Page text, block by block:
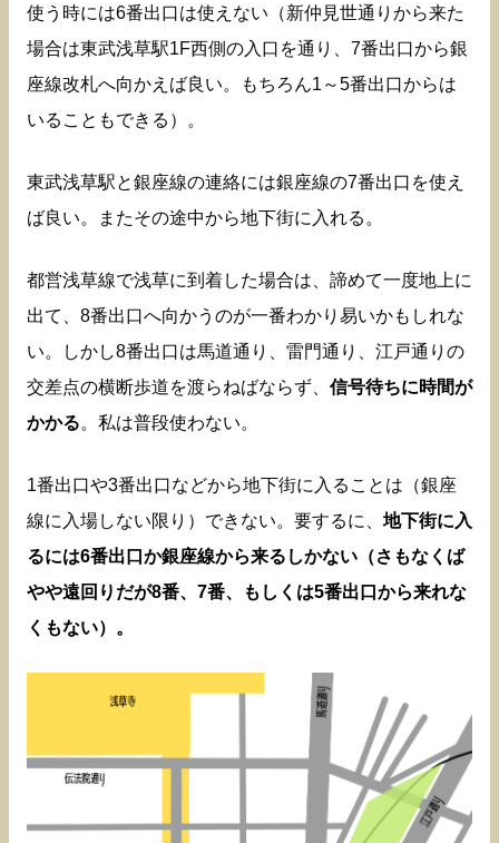
使う時には6番出口は使えない（新仲見世通りから来た
場合は東武浅草駅1F西側の入口を通り、7番出口から銀
座線改札へ向かえば良い。もちろん1～5番出口からは
いることもできる）。
東武浅草駅と銀座線の連絡には銀座線の7番出口を使え
ば良い。またその途中から地下街に入れる。
都営浅草線で浅草に到着した場合は、諦めて一度地上に
出て、8番出口へ向かうのが一番わかり易いかもしれな
い。しかし8番出口は馬道通り、雷門通り、江戸通りの
交差点の横断歩道を渡らねばならず、 信号待ちに時間が
かかる。私は普段使わない。
1番出口や3番出口などから地下街に入ることは（銀座
線に入場しない限り）できない。要するに、 地下街に入
るには6番出口か銀座線から来るしかない（さもなくば
やや遠回りだが8番、7番、もしくは5番出口から来れな
くもない）。